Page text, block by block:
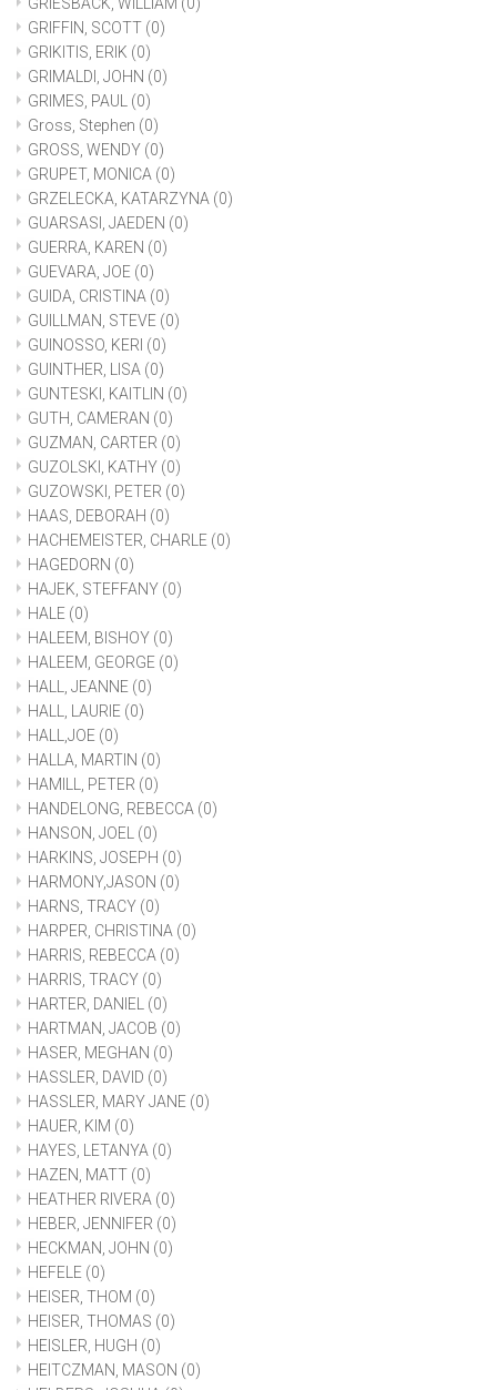
GRIFFIN, SCOTT (0)
GRIKITIS, ERIK (0)
GRIMALDI, JOHN (0)
GRIMES, PAUL (0)
Gross, Stephen (0)
GROSS, WENDY (0)
GRUPET, MONICA (0)
GRZELECKA, KATARZYNA (0)
GUARSASI, JAEDEN (0)
GUERRA, KAREN (0)
GUEVARA, JOE (0)
GUIDA, CRISTINA (0)
GUILLMAN, STEVE (0)
GUINOSSO, KERI (0)
GUINTHER, LISA (0)
GUNTESKI, KAITLIN (0)
GUTH, CAMERAN (0)
GUZMAN, CARTER (0)
GUZOLSKI, KATHY (0)
GUZOWSKI, PETER (0)
HAAS, DEBORAH (0)
HACHEMEISTER, CHARLE (0)
HAGEDORN (0)
HAJEK, STEFFANY (0)
HALE (0)
HALEEM, BISHOY (0)
HALEEM, GEORGE (0)
HALL, JEANNE (0)
HALL, LAURIE (0)
HALL,JOE (0)
HALLA, MARTIN (0)
HAMILL, PETER (0)
HANDELONG, REBECCA (0)
HANSON, JOEL (0)
HARKINS, JOSEPH (0)
HARMONY,JASON (0)
HARNS, TRACY (0)
HARPER, CHRISTINA (0)
HARRIS, REBECCA (0)
HARRIS, TRACY (0)
HARTER, DANIEL (0)
HARTMAN, JACOB (0)
HASER, MEGHAN (0)
HASSLER, DAVID (0)
HASSLER, MARY JANE (0)
HAUER, KIM (0)
HAYES, LETANYA (0)
HAZEN, MATT (0)
HEATHER RIVERA (0)
HEBER, JENNIFER (0)
HECKMAN, JOHN (0)
HEFELE (0)
HEISER, THOM (0)
HEISER, THOMAS (0)
HEISLER, HUGH (0)
HEITCZMAN, MASON (0)